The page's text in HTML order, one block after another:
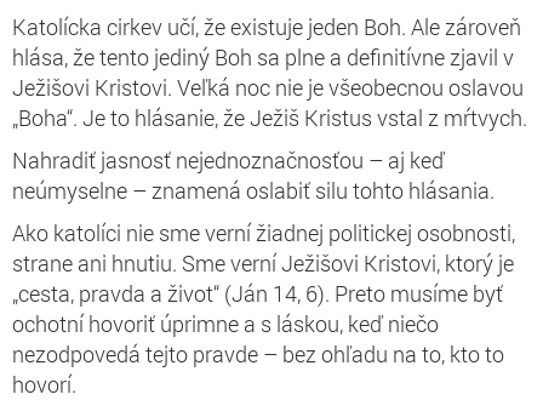
Katolícka cirkev učí, že existuje jeden Boh. Ale zároveň
hlása, že tento jediný Boh sa plne a definitívne zjavil v
Ježišovi Kristovi. Veľká noc nie je všeobecnou oslavou
„Boha“. Je to hlásanie, že Ježiš Kristus vstal z mŕtvych.
Nahradiť jasnosť nejednoznačnosťou – aj keď
neúmyselne – znamená oslabiť silu tohto hlásania.
Ako katolíci nie sme verní žiadnej politickej osobnosti,
strane ani hnutiu. Sme verní Ježišovi Kristovi, ktorý je
„cesta, pravda a život“ (Ján 14, 6). Preto musíme byť
ochotní hovoriť úprimne a s láskou, keď niečo
nezodpovedá tejto pravde – bez ohľadu na to, kto to
hovorí.